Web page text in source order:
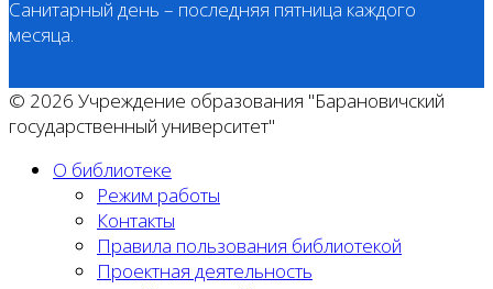
Санитарный день – последняя пятница каждого
месяца.
© 2026 Учреждение образования "Барановичский
государственный университет"
О библиотеке
Режим работы
Контакты
Правила пользования библиотекой
Проектная деятельность